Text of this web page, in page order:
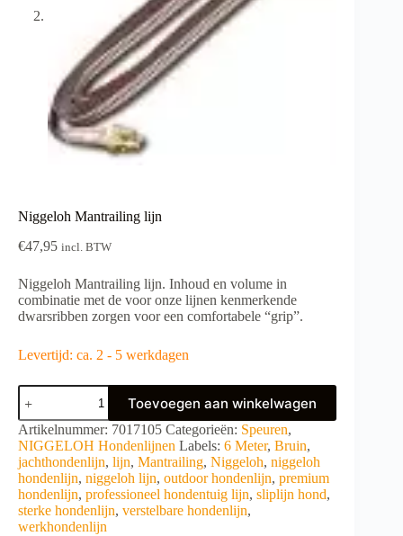
Niggeloh Mantrailing lijn
€47,95 incl. BTW
Niggeloh Mantrailing lijn. Inhoud en volume in
combinatie met de voor onze lijnen kenmerkende
dwarsribben zorgen voor een comfortabele “grip”.
Levertijd: ca. 2 - 5 werkdagen
Niggeloh
Mantrailing
lijn
aantal
Toevoegen aan winkelwagen
A
l
t
e
r
n
a
Artikelnummer: 7017105 Categorieën: Speuren,
NIGGELOH Hondenlijnen Labels: 6 Meter, Bruin,
jachthondenlijn, lijn, Mantrailing, Niggeloh, niggeloh
hondenlijn, niggeloh lijn, outdoor hondenlijn, premium
hondenlijn, professioneel hondentuig lijn, sliplijn hond,
sterke hondenlijn, verstelbare hondenlijn,
werkhondenlijn